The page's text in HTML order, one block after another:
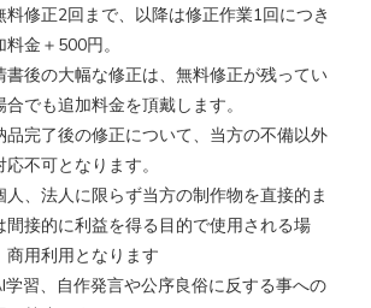
料修正2回まで、以降は修正作業1回につき
料金＋500円。
書後の大幅な修正は、無料修正が残ってい
合でも追加料金を頂戴します。
品完了後の修正について、当方の不備以外
応不可となります。
人、法人に限らず当方の制作物を直接的ま
間接的に利益を得る目的で使用される場
商用利用となります
学習、自作発言や公序良俗に反する事への